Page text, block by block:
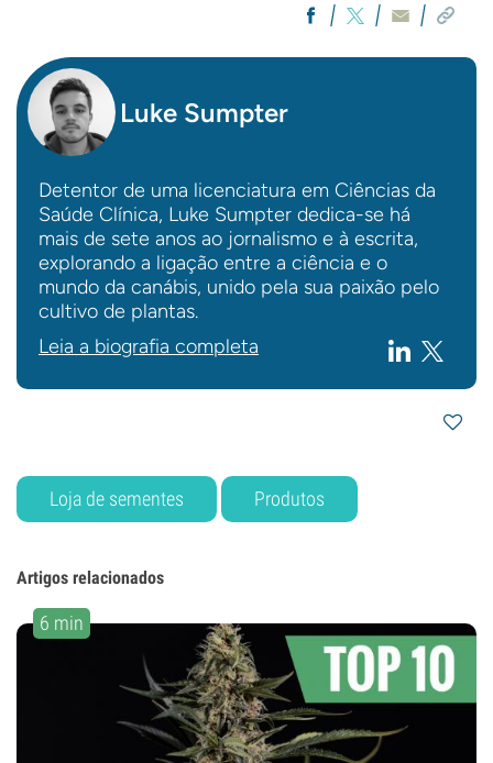
Luke Sumpter
Detentor de uma licenciatura em Ciências da
Saúde Clínica, Luke Sumpter dedica-se há
mais de sete anos ao jornalismo e à escrita,
explorando a ligação entre a ciência e o
mundo da canábis, unido pela sua paixão pelo
cultivo de plantas.
Leia a biografia completa
Loja de sementes Produtos
Artigos relacionados
6 min